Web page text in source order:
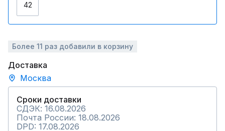
42
Более 11 раз добавили в корзину
Доставка
Москва
Сроки доставки
СДЭК: 16.08.2026
Почта России: 18.08.2026
DPD: 17.08.2026